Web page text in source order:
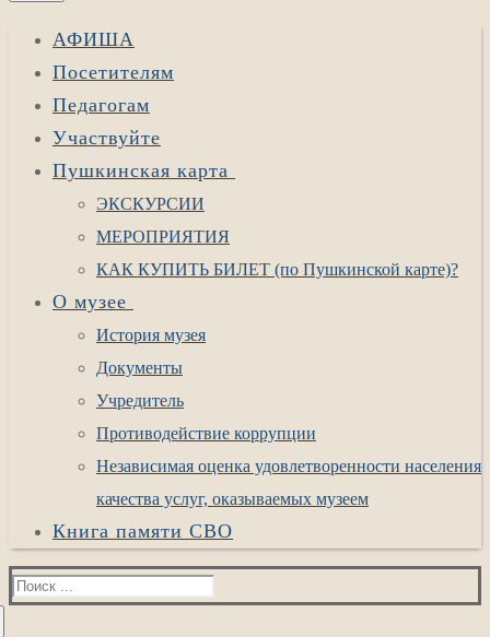
АФИША
Посетителям
Педагогам
Участвуйте
Пушкинская карта
ЭКСКУРСИИ
МЕРОПРИЯТИЯ
КАК КУПИТЬ БИЛЕТ (по Пушкинской карте)?
О музее
История музея
Документы
Учредитель
Противодействие коррупции
Независимая оценка удовлетворенности населения
качества услуг, оказываемых музеем
Книга памяти СВО
Найти: